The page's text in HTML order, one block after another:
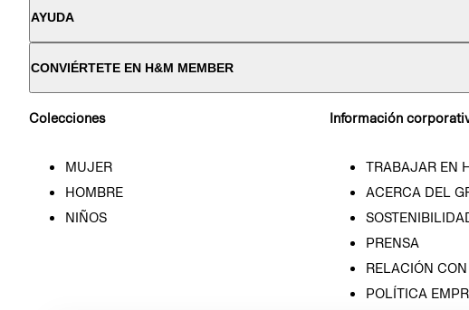
AYUDA
CONVIÉRTETE EN H&M MEMBER
Colecciones
MUJER
HOMBRE
NIÑOS
Información
TRABAJAR EN
ACERCA DEL
PRENSA
RELACIÓN
POLÍTICA